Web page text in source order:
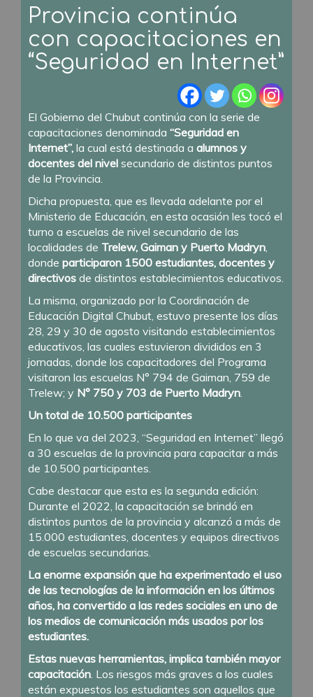
Provincia continúa
con capacitaciones en
“Seguridad en Internet”
El Gobierno del Chubut continúa con la serie de
capacitaciones denominada “Seguridad en
Internet”, la cual está destinada a alumnos y
docentes del nivel secundario de distintos puntos
de la Provincia.
Dicha propuesta, que es llevada adelante por el
Ministerio de Educación, en esta ocasión les tocó el
turno a escuelas de nivel secundario de las
localidades de Trelew, Gaiman y Puerto Madryn,
donde participaron 1500 estudiantes, docentes y
directivos de distintos establecimientos educativos.
La misma, organizado por la Coordinación de
Educación Digital Chubut, estuvo presente los días
28, 29 y 30 de agosto visitando establecimientos
educativos, las cuales estuvieron divididos en 3
jornadas, donde los capacitadores del Programa
visitaron las escuelas N° 794 de Gaiman, 759 de
Trelew; y N° 750 y 703 de Puerto Madryn.
Un total de 10.500 participantes
En lo que va del 2023, “Seguridad en Internet” llegó
a 30 escuelas de la provincia para capacitar a más
de 10.500 participantes.
Cabe destacar que esta es la segunda edición:
Durante el 2022, la capacitación se brindó en
distintos puntos de la provincia y alcanzó a más de
15.000 estudiantes, docentes y equipos directivos
de escuelas secundarias.
La enorme expansión que ha experimentado el uso
de las tecnologías de la información en los últimos
años, ha convertido a las redes sociales en uno de
los medios de comunicación más usados por los
estudiantes.
Estas nuevas herramientas, implica también mayor
capacitación. Los riesgos más graves a los cuales
están expuestos los estudiantes son aquellos que